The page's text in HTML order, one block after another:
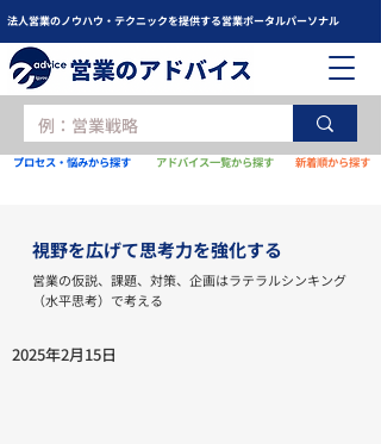
法人営業のノウハウ・テクニックを提供する営業ポータルパーソナル
プロセス・悩みから探す アドバイス一覧から探す 新着順から探す
視野を広げて思考力を強化する
営業の仮説、課題、対策、企画はラテラルシンキング
（水平思考）で考える
2025年2月15日